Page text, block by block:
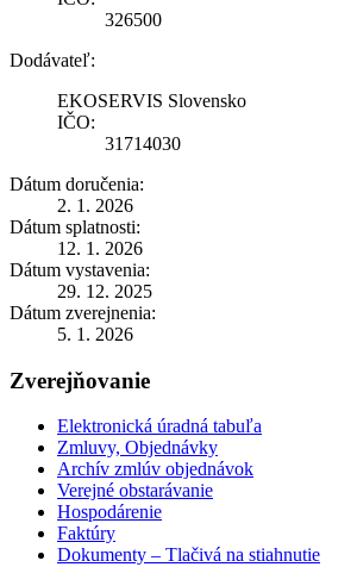
326500
Dodávateľ:
EKOSERVIS Slovensko
IČO:
31714030
Dátum doručenia:
2. 1. 2026
Dátum splatnosti:
12. 1. 2026
Dátum vystavenia:
29. 12. 2025
Dátum zverejnenia:
5. 1. 2026
Zverejňovanie
Elektronická úradná tabuľa
Zmluvy, Objednávky
Archív zmlúv objednávok
Verejné obstarávanie
Hospodárenie
Faktúry
Dokumenty – Tlačivá na stiahnutie